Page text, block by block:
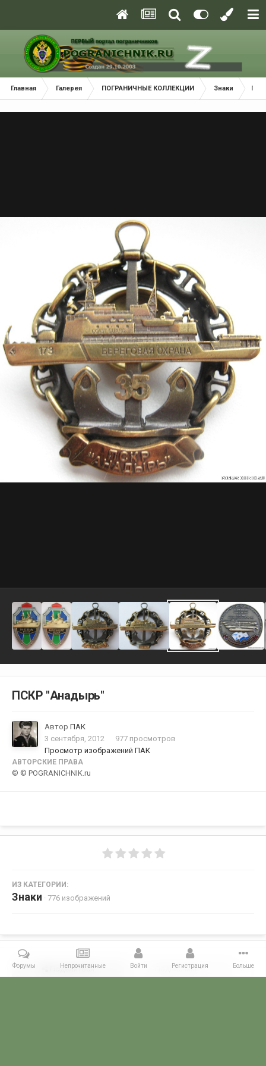
Главная Галерея ПОГРАНИЧНЫЕ КОЛЛЕКЦИИ Знаки
ПСКР "Анадырь"
Автор ПАК
3 сентября, 2012
977 просмотров
Просмотр изображений ПАК
АВТОРСКИЕ ПРАВА
© © POGRANICHNIK.ru
ИЗ КАТЕГОРИИ:
Знаки · 776 изображений
Поделиться Подписчики 0
Форумы Непрочитанные Войти Регистрация Больше